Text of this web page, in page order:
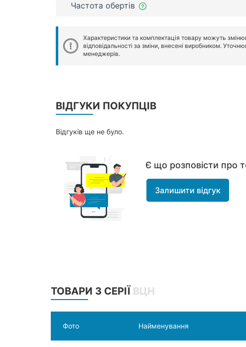
Частота обертів
Характеристики та комплектація товару можуть
відповідальності за зміни, внесені виробником.
менеджерів.
ВІДГУКИ ПОКУПЦІВ
Відгуків ще не було.
Є що розповісти про
Залишити відгук
ТОВАРИ З СЕРІЇ ВЦН
Фото Найменування